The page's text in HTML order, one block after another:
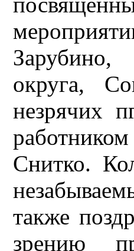
Зарубино,
округа,
незрячих
Снитко.
также
зрению